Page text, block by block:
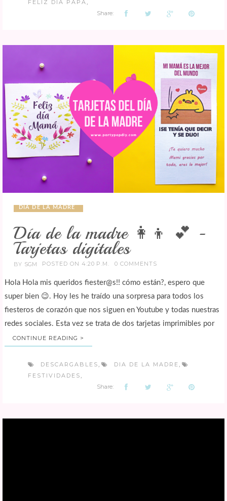
FELIZ DIA PAPÁ
Share:
DIA DE LA MADRE
Día de la madre 👩‍👦 💕 -
Tarjetas digitales
BY SGM POSTED ON 4:20 P.M. 0 COMMENTS
Hola Hola mis queridos fiester@s!! cómo están?, espero que
super bien 😉. Hoy les he traído una sorpresa para todos los
fiesteros de corazón que nos siguen en Youtube y todas nuestras
redes sociales. Esta vez se trata de dos tarjetas imprimibles por
CONTINUE READING >
DESCARGABLES DIA DE LA MADRE
FESTIVIDADES
Share: